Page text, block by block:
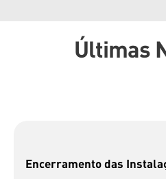
Últimas
Encerramento das